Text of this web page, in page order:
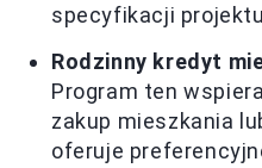
specyfikacji
Rodzinny kredyt
Program ten
zakup mieszkania
oferuje